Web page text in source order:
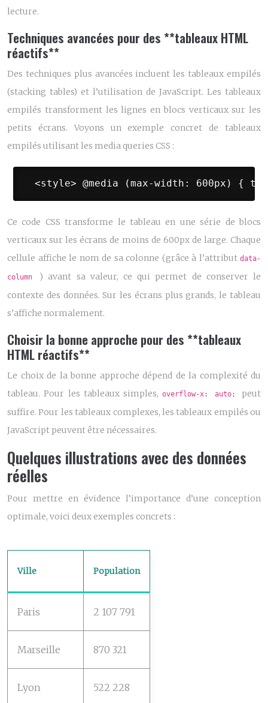
lecture.
Techniques avancées pour des **tableaux HTML
réactifs**
Des techniques plus avancées incluent les tableaux empilés
(stacking tables) et l’utilisation de JavaScript. Les tableaux
empilés transforment les lignes en blocs verticaux sur les
petits écrans. Voyons un exemple concret de tableaux
empilés utilisant les media queries CSS :
<style> @media (max-width: 600px)
Ce code CSS transforme le tableau en une série de blocs
verticaux sur les écrans de moins de 600px de large. Chaque
cellule affiche le nom de sa colonne (grâce à l’attribut data-
column ) avant sa valeur, ce qui permet de conserver le
contexte des données. Sur les écrans plus grands, le tableau
s’affiche normalement.
Choisir la bonne approche pour des **tableaux
HTML réactifs**
Le choix de la bonne approche dépend de la complexité du
tableau. Pour les tableaux simples,overflow-x: auto; peut
suffire. Pour les tableaux complexes, les tableaux empilés ou
JavaScript peuvent être nécessaires.
Quelques illustrations avec des données
réelles
Pour mettre en évidence l’importance d’une conception
optimale, voici deux exemples concrets :
Ville Population
Paris 2 107 791
Marseille 870 321
Lyon 522 228